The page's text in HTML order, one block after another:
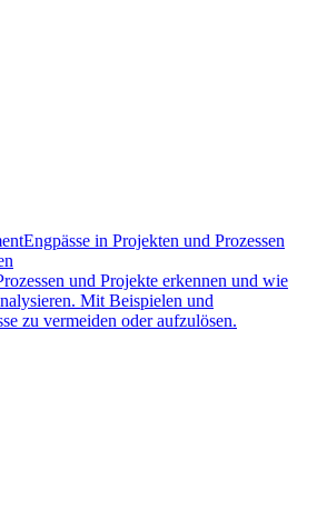
Engpässe in Projekten und Prozessen
und Projekte erkennen und wie
Mit Beispielen und
zu vermeiden oder aufzulösen.